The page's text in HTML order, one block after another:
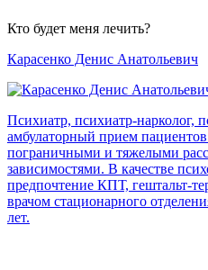
Кто будет меня лечить?
Карасенко Денис Анатольевич
Психиатр, психиатр-нарколог,
амбулаторный прием
пограничными и тяжелыми
зависимостями. В качестве
предпочтение КПТ, гештальт-
врачом стационарного
лет.